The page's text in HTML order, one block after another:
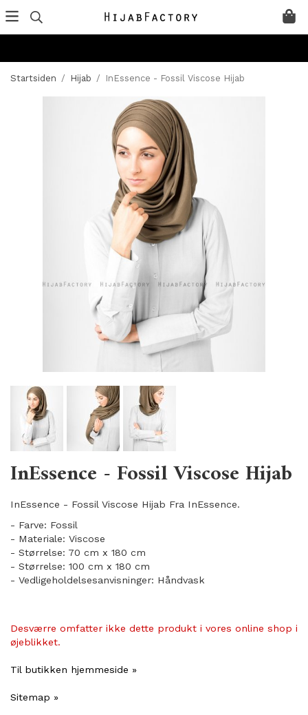
Startsiden / Hijab / InEssence - Fossil Viscose Hijab
InEssence - Fossil Viscose Hijab
InEssence - Fossil Viscose Hijab Fra InEssence.
- Farve: Fossil
- Materiale: Viscose
- Størrelse: 70 cm x 180 cm
- Størrelse: 100 cm x 180 cm
- Vedligeholdelsesanvisninger: Håndvask
Desværre omfatter ikke dette produkt i vores online shop i
øjeblikket.
Til butikken hjemmeside »
Sitemap »